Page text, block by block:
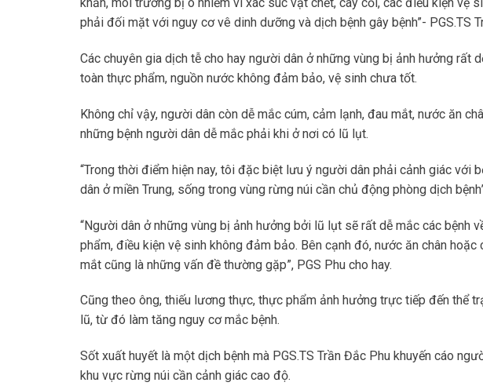
khăn, môi trường bị ô nhiễm vì xác súc vật chết, cây cối, các điều kiện vệ
phải đối mặt với nguy cơ vê dinh dưỡng và dịch bệnh gây bệnh”- PGS.TS
Các chuyên gia dịch tễ cho hay người dân ở những vùng bị ảnh hưởng rất
toàn thực phẩm, nguồn nước không đảm bảo, vệ sinh chưa tốt.
Không chỉ vậy, người dân còn dễ mắc cúm, cảm lạnh, đau mắt, nước ăn
những bệnh người dân dễ mắc phải khi ở nơi có lũ lụt.
“Trong thời điểm hiện nay, tôi đặc biệt lưu ý người dân phải cảnh giác với
dân ở miền Trung, sống trong vùng rừng núi cần chủ động phòng dịch
“Người dân ở những vùng bị ảnh hưởng bởi lũ lụt sẽ rất dễ mắc các bệnh
phẩm, điều kiện vệ sinh không đảm bảo. Bên cạnh đó, nước ăn chân hoặc
mắt cũng là những vấn đề thường gặp”, PGS Phu cho hay.
Cũng theo ông, thiếu lương thực, thực phẩm ảnh hưởng trực tiếp đến thể
lũ, từ đó làm tăng nguy cơ mắc bệnh.
Sốt xuất huyết là một dịch bệnh mà PGS.TS Trần Đắc Phu khuyến cáo
khu vực rừng núi cần cảnh giác cao độ.